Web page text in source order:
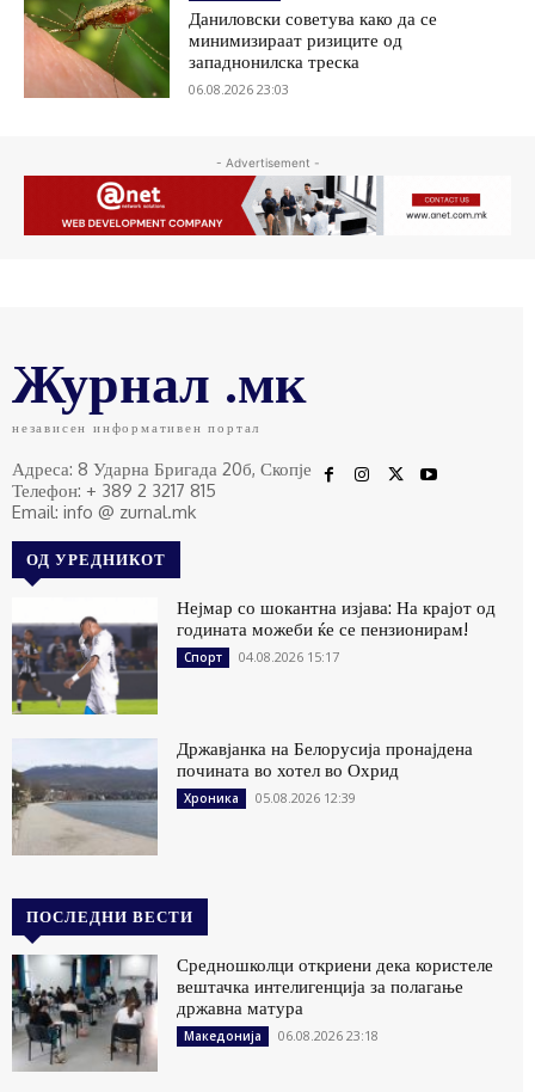
Даниловски советува како да се
минимизираат ризиците од
западнонилска треска
06.08.2026 23:03
- Advertisement -
Журнал .мк
независен информативен портал
Адреса: 8 Ударна Бригада 20б, Скопје
Телефон: + 389 2 3217 815
Email: info @ zurnal.mk
ОД УРЕДНИКОТ
Нејмар со шокантна изјава: На крајот од
годината можеби ќе се пензионирам!
Спорт 04.08.2026 15:17
Државјанка на Белорусија пронајдена
почината во хотел во Охрид
Хроника 05.08.2026 12:39
ПОСЛЕДНИ ВЕСТИ
Средношколци откриени дека користеле
вештачка интелигенција за полагање
државна матура
Македонија 06.08.2026 23:18